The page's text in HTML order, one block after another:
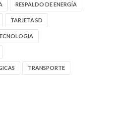
RESPALDO DE ENERGÍA
TARJETA SD
TRANSPORTE